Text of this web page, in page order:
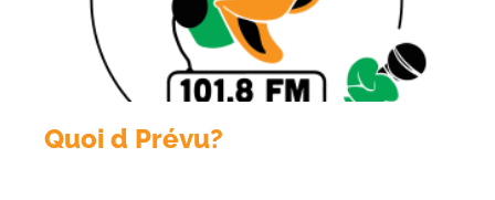
Quoi d Prévu?